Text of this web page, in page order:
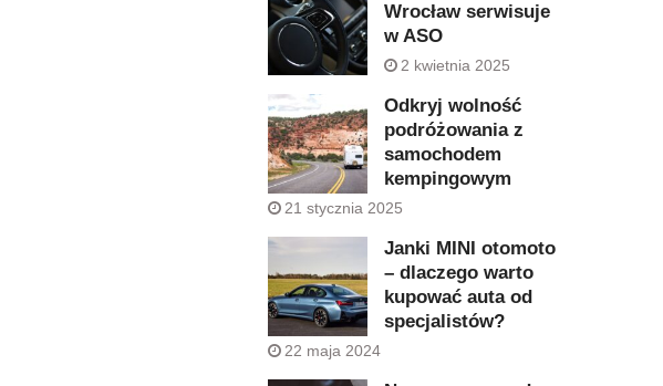
Wrocław serwisuje
w ASO
2 kwietnia 2025
Odkryj wolność
podróżowania z
samochodem
kempingowym
21 stycznia 2025
Janki MINI otomoto
– dlaczego warto
kupować auta od
specjalistów?
22 maja 2024